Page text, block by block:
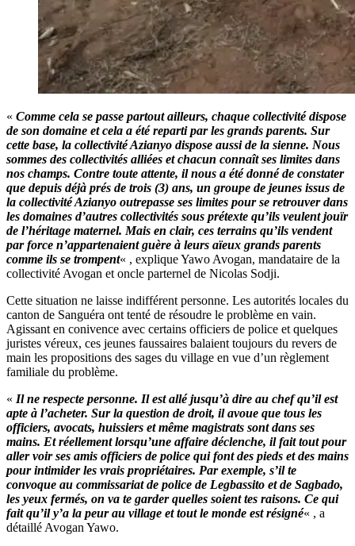
« Comme cela se passe partout ailleurs, chaque collectivité dispose
de son domaine et cela a été reparti par les grands parents. Sur
cette base, la collectivité Azianyo dispose aussi de la sienne. Nous
sommes des collectivités alliées et chacun connaît ses limites dans
nos champs. Contre toute attente, il nous a été donné de constater
que depuis déjà prés de trois (3) ans, un groupe de jeunes issus de
la collectivité Azianyo outrepasse ses limites pour se retrouver dans
les domaines d’autres collectivités sous prétexte qu’ils veulent jouïr
de l’héritage maternel. Mais en clair, ces terrains qu’ils vendent
par force n’appartenaient guère à leurs aïeux grands parents
comme ils se trompent« , explique Yawo Avogan, mandataire de la
collectivité Avogan et oncle parternel de Nicolas Sodji.
Cette situation ne laisse indifférent personne. Les autorités locales du
canton de Sanguéra ont tenté de résoudre le problème en vain.
Agissant en conivence avec certains officiers de police et quelques
juristes véreux, ces jeunes faussaires balaient toujours du revers de
main les propositions des sages du village en vue d’un règlement
familiale du problème.
« Il ne respecte personne. Il est allé jusqu’à dire au chef qu’il est
apte à l’acheter. Sur la question de droit, il avoue que tous les
officiers, avocats, huissiers et même magistrats sont dans ses
mains. Et réellement lorsqu’une affaire déclenche, il fait tout pour
aller voir ses amis officiers de police qui font des pieds et des mains
pour intimider les vrais propriétaires. Par exemple, s’il te
convoque au commissariat de police de Legbassito et de Sagbado,
les yeux fermés, on va te garder quelles soient tes raisons. Ce qui
fait qu’il y’a la peur au village et tout le monde est résigné« , a
détaillé Avogan Yawo.